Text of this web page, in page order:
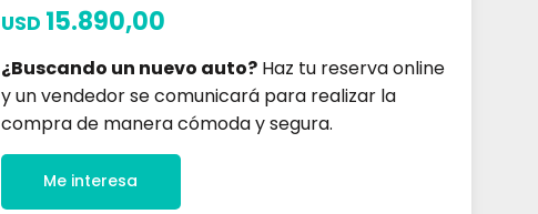
USD 15.890,00
¿Buscando un nuevo auto? Haz tu reserva online
y un vendedor se comunicará para realizar la
compra de manera cómoda y segura.
Me interesa